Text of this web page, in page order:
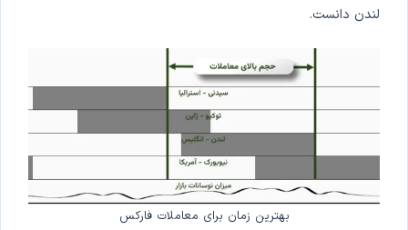
لندن دانست.
بهترین زمان برای معاملات فارکس